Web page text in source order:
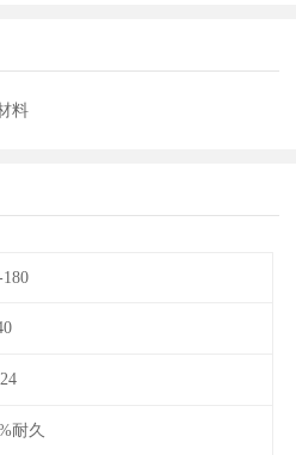
料
180
耐久